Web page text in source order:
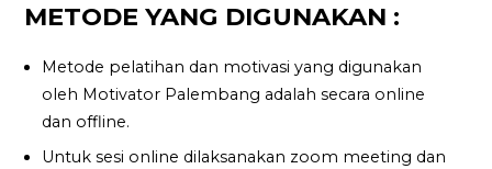
METODE YANG DIGUNAKAN :
Metode pelatihan dan motivasi yang digunakan
oleh Motivator Palembang adalah secara online
dan offline.
Untuk sesi online dilaksanakan zoom meeting dan